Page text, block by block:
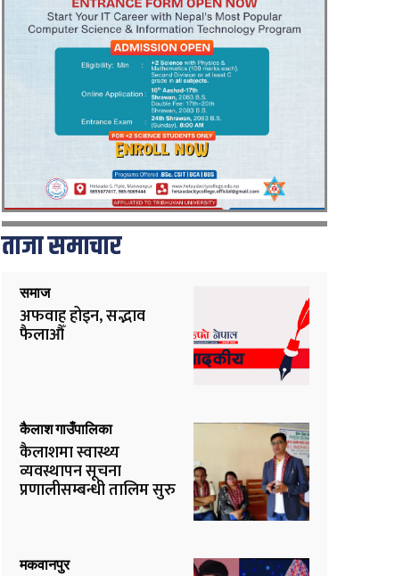
ताजा समाचार
समाज
अफवाह होइन, सद्भाव
फैलाऔँ
कैलाश गाउँपालिका
कैलाशमा स्वास्थ्य
व्यवस्थापन सूचना
प्रणालीसम्बन्धी तालिम सुरु
मकवानपुर